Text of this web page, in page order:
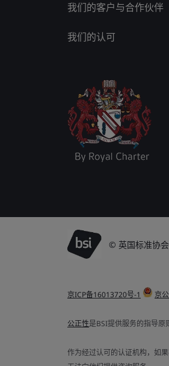
我们的客户与合作伙伴
我们的认可
© 英国标准协
京ICP备16013720号-1 京
公正性是BSI提供服务的指导
作为经过认可的认证机构，如